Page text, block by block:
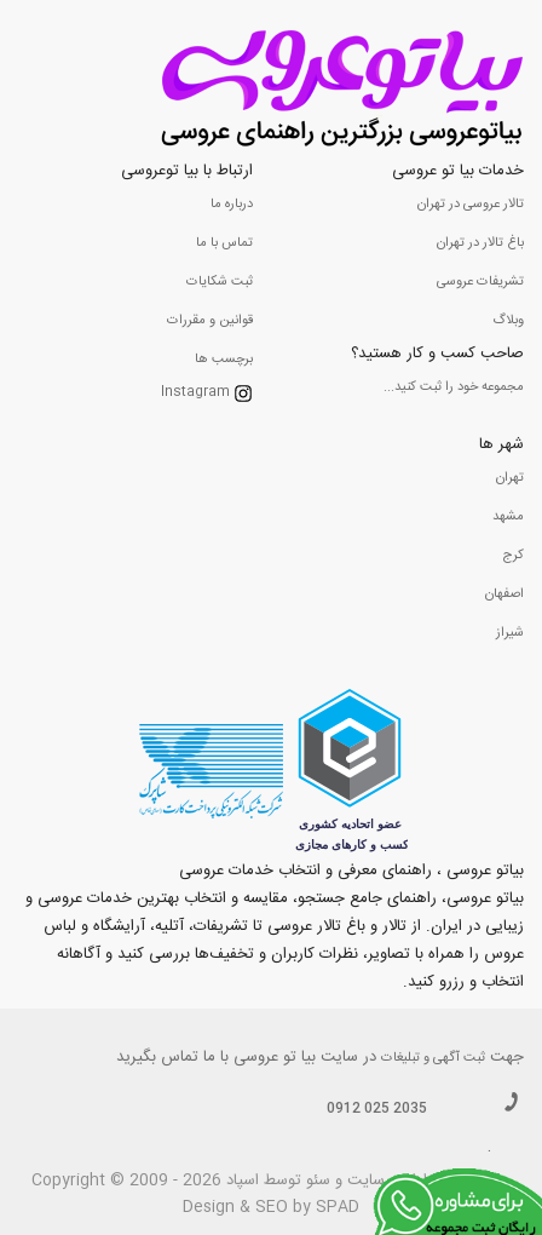
خدمات بیا تو عروسی
تالار عروسی در تهران
باغ تالار در تهران
تشریفات عروسی
وبلاگ
صاحب کسب و کار هستید؟
مجموعه خود را ثبت کنید...
ارتباط با بیا توعروسی
درباره ما
تماس با ما
ثبت شکایات
قوانین و مقررات
برچسب ها
Instagram
شهر ها
تهران
مشهد
کرج
اصفهان
شیراز
بیاتو عروسی ، راهنمای معرفی و انتخاب خدمات عروسی
بیاتو عروسی، راهنمای جامع جستجو، مقایسه و انتخاب بهترین خدمات عروسی و
زیبایی در ایران. از تالار و باغ تالار عروسی تا تشریفات، آتلیه، آرایشگاه و لباس
عروس را همراه با تصاویر، نظرات کاربران و تخفیف‌ها بررسی کنید و آگاهانه
انتخاب و رزرو کنید.
جهت ثبت آگهی و تبلیغات در سایت بیا تو عروسی با ما تماس بگیرید
0912 025 2035
.
بیاتوعروسیCopyright © 2009 - 2026 طراحی سايت و سئو توسط اسپاد
Design & SEO by SPAD